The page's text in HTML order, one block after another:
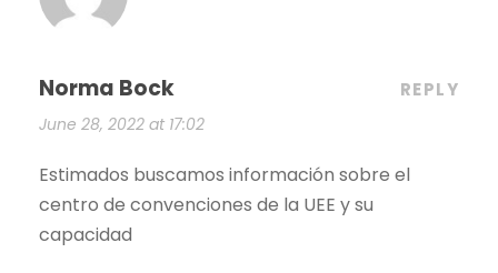
Norma Bock
June 28, 2022 at 17:02
REPLY
Estimados buscamos información sobre el
centro de convenciones de la UEE y su
capacidad